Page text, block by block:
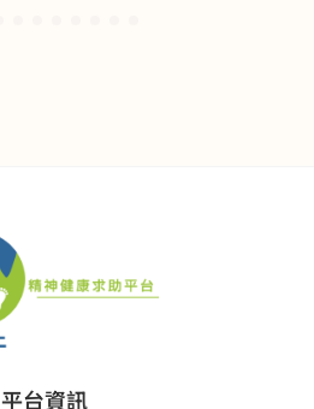
平台資訊